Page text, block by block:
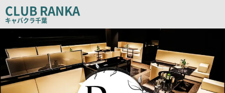
ピ
ー
CLUB RANKA
キャバクラ千葉
店
画
像